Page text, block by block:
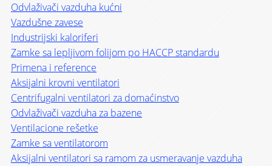
Odvlaživači vazduha kućni
Vazdušne zavese
Industrijski kaloriferi
Zamke sa lepljivom folijom po HACCP standardu
Primena i reference
Aksijalni krovni ventilatori
Centrifugalni ventilatori za domaćinstvo
Odvlaživači vazduha za bazene
Ventilacione rešetke
Zamke sa ventilatorom
Aksijalni ventilatori sa ramom za usmeravanje vazduha